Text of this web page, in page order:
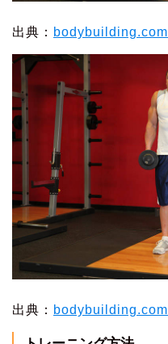
出典： bodybuilding.com
出典： bodybuilding.com